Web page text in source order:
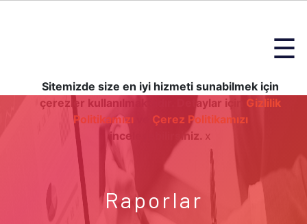
☰
Sitemizde size en iyi hizmeti sunabilmek için
çerezler kullanılmaktadır. Detaylar için Gizlilik
Politikamızı
Çerez Politikamızı
inceleyebilirsiniz. x
Raporlar